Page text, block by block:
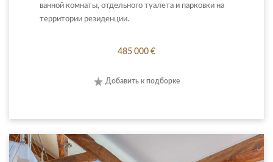
ванной комнаты, отдельного туалета и парковки на
территории резиденции.
485 000 €
Добавить к подборке